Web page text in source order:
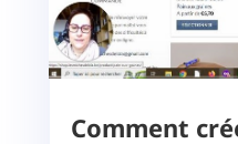
Comment